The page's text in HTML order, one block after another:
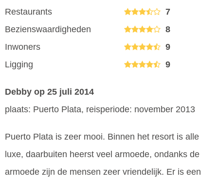
Restaurants
7
Bezienswaardigheden
8
Inwoners
9
Ligging
9
Debby op 25 juli 2014
plaats: Puerto Plata, reisperiode: november 2013
Puerto Plata is zeer mooi. Binnen het resort is alle
luxe, daarbuiten heerst veel armoede, ondanks de
armoede zijn de mensen zeer vriendelijk. Er is een